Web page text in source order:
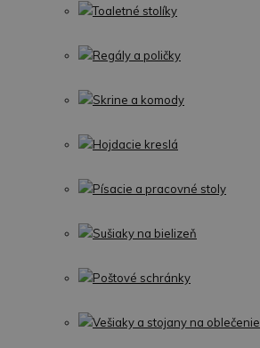
Toaletné stolíky
Regály a poličky
Skrine a komody
Hojdacie kreslá
Písacie a pracovné stoly
Sušiaky na bielizeň
Poštové schránky
Vešiaky a stojany na oblečenie